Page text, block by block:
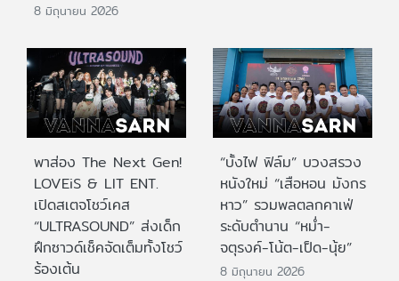
8 มิถุนายน 2026
พาส่อง The Next Gen!
LOVEiS & LIT ENT.
เปิดสเตจโชว์เคส
“ULTRASOUND” ส่งเด็ก
ฝึกซาวด์เช็คจัดเต็มทั้งโชว์
ร้องเต้น
“บั้งไฟ ฟิล์ม” บวงสรวง
หนังใหม่ “เสือหอน มังกร
หาว” รวมพลตลกคาเฟ่
ระดับตำนาน “หม่ำ-
จตุรงค์-โน้ต-เป็ด-นุ้ย”
8 มิถุนายน 2026